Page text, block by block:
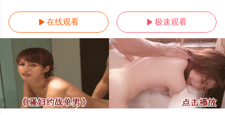
 在线观看  极速观看